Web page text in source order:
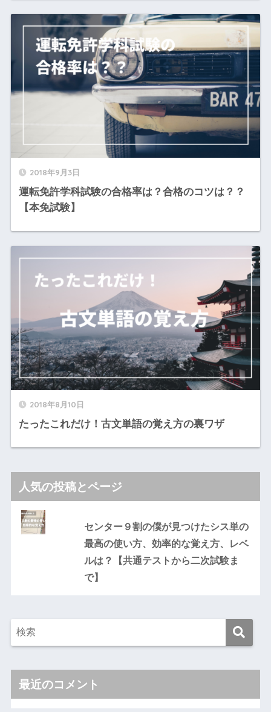
2018年9月3日
運転免許学科試験の合格率は？合格のコツは？？
【本免試験】
2018年8月10日
たったこれだけ！古文単語の覚え方の裏ワザ
人気の投稿とページ
センター９割の僕が見つけたシス単の
最高の使い方、効率的な覚え方、レベ
ルは？【共通テストから二次試験ま
で】
最近のコメント